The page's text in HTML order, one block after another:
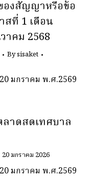
องสัญญาหรือข้อ
สที่ 1 เดือน
าคม 2568
Bysisaket
มกราคม พ.ศ.2569
ลาดสดเทศบาล
20 มกราคม 2026
มกราคม พ.ศ.2569